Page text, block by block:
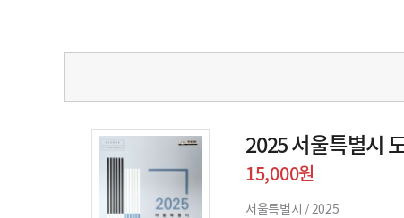
2025 서울특별시
15,000원
서울특별시 /2025